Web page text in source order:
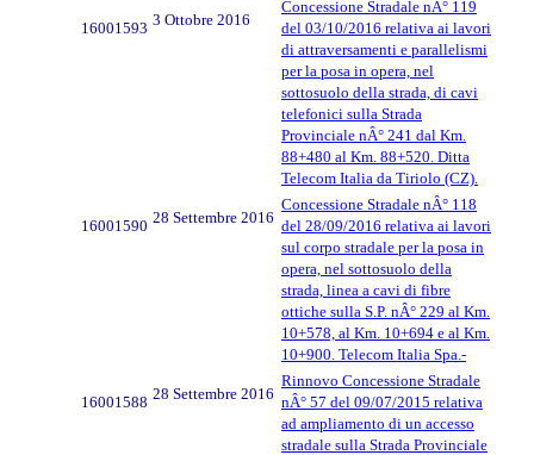
16001593 3 Ottobre 2016
Concessione Stradale nÂ° 119
del 03/10/2016 relativa ai lavori
di attraversamenti e parallelismi
per la posa in opera, nel
sottosuolo della strada, di cavi
telefonici sulla Strada
Provinciale nÂ° 241 dal Km.
88+480 al Km. 88+520. Ditta
Telecom Italia da Tiriolo (CZ).
16001590 28 Settembre 2016
Concessione Stradale nÂ° 118
del 28/09/2016 relativa ai lavori
sul corpo stradale per la posa in
opera, nel sottosuolo della
strada, linea a cavi di fibre
ottiche sulla S.P. nÂ° 229 al Km.
10+578, al Km. 10+694 e al Km.
10+900. Telecom Italia Spa.-
16001588 28 Settembre 2016
Rinnovo Concessione Stradale
nÂ° 57 del 09/07/2015 relativa
ad ampliamento di un accesso
stradale sulla Strada Provinciale